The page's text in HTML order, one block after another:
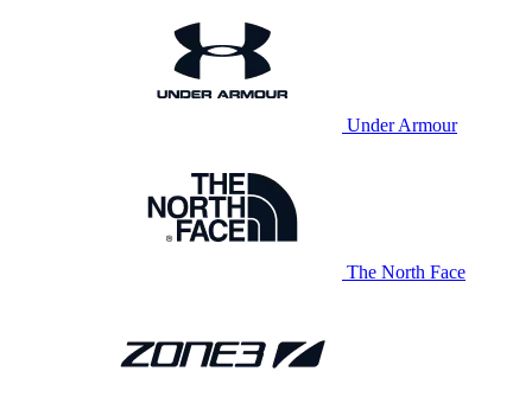
Under Armour
The North Face